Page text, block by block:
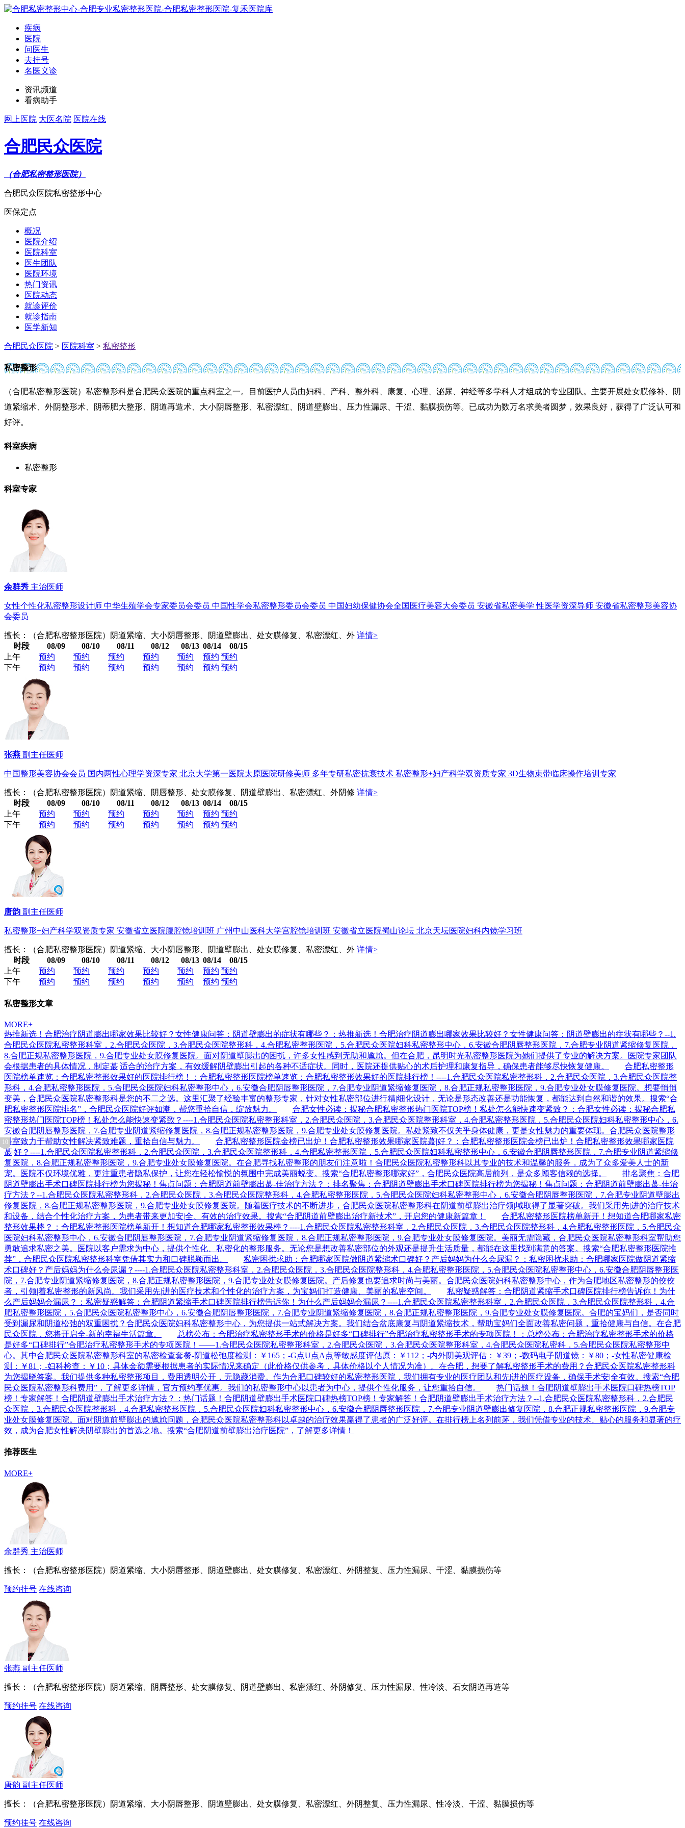
疾病
医院
问医生
去挂号
名医义诊
资讯频道
看病助手
网上医院 大医名院 医院在线
合肥民众医院
（合肥私密整形医院）
合肥民众医院私密整形中心
医保定点
概况
医院介绍
医院科室
医生团队
医院环境
热门资讯
医院动态
就诊评价
就诊指南
医学新知
合肥民众医院 > 医院科室 > 私密整形
私密整形
（合肥私密整形医院）私密整形科是合肥民众医院的重点科室之一。目前医护人员由妇科、产科、整外科、康复、心理、泌尿、神经等多学科人才组成的专业团队。主要开展处女膜修补、阴
道紧缩术、外阴整形术、阴蒂肥大整形、阴道再造术、大小阴唇整形、私密漂红、阴道壁膨出、压力性漏尿、干涩、黏膜损伤等。已成功为数万名求美者圆梦，效果良好，获得了广泛认可和
好评。
科室疾病
私密整形
科室专家
余群秀 主治医师
女性个性化私密整形设计师 中华生殖学会专家委员会委员 中国性学会私密整形委员会委员 中国妇幼保健协会全国医疗美容大会委员 安徽省私密美学 性医学资深导师 安徽省私密整形美容协
会委员
擅长：（合肥私密整形医院）阴道紧缩、大小阴唇整形、阴道壁膨出、处女膜修复、私密漂红、外 详情>
时段
08/09 08/10 08/11 08/12 08/13 08/14
08/15
上午
预约 预约 预约 预约 预约 预约 预约
下午
预约 预约 预约 预约 预约 预约 预约
张燕 副主任医师
中国整形美容协会会员 国内两性心理学资深专家 北京大学第一医院太原医院研修美师 多年专研私密抗衰技术 私密整形+妇产科学双资质专家 3D生物束带临床操作培训专家
擅长：（合肥私密整形医院）阴道紧缩、阴唇整形、处女膜修复、阴道壁膨出、私密漂红、外阴修 详情>
时段
08/09 08/10 08/11 08/12 08/13 08/14
08/15
上午
预约 预约 预约 预约 预约 预约 预约
下午
预约 预约 预约 预约 预约 预约 预约
唐韵 副主任医师
私密整形+妇产科学双资质专家 安徽省立医院腹腔镜培训班 广州中山医科大学宫腔镜培训班 安徽省立医院蜀山论坛 北京天坛医院妇科内镜学习班
擅长：（合肥私密整形医院）阴道紧缩、大小阴唇整形、阴道壁膨出、处女膜修复、私密漂红、外 详情>
时段
08/09 08/10 08/11 08/12 08/13 08/14
08/15
上午
预约 预约 预约 预约 预约 预约 预约
下午
预约 预约 预约 预约 预约 预约 预约
私密整形文章
MORE+
热推新选！合肥治疗阴道膨出哪家效果比较好？女性健康问答：阴道壁膨出的症状有哪些？：热推新选！合肥治疗阴道膨出哪家效果比较好？女性健康问答：阴道壁膨出的症状有哪些？--1.
合肥民众医院私密整形科室，2.合肥民众医院，3.合肥民众医院整形科，4.合肥私密整形医院，5.合肥民众医院妇科私密整形中心，6.安徽合肥阴唇整形医院，7.合肥专业阴道紧缩修复医院，
8.合肥正规私密整形医院，9.合肥专业处女膜修复医院。面对阴道壁膨出的困扰，许多女性感到无助和尴尬。但在合肥，昆明时光私密整形医院为她们提供了专业的解决方案。医院专家团队
会根据患者的具体情况，制定蕞|适合的治疗方案，有效缓解阴壁膨出引起的各种不适症状。同时，医院还提供贴心的术后护理和康复指导，确保患者能够尽快恢复健康。
合肥私密整形
医院榜单速览：合肥私密整形效果好的医院排行榜！：合肥私密整形医院榜单速览：合肥私密整形效果好的医院排行榜！----1.合肥民众医院私密整形科，2.合肥民众医院，3.合肥民众医院整
形科，4.合肥私密整形医院，5.合肥民众医院妇科私密整形中心，6.安徽合肥阴唇整形医院，7.合肥专业阴道紧缩修复医院，8.合肥正规私密整形医院，9.合肥专业处女膜修复医院。想要悄悄
变美，合肥民众医院私密整形科是您的不二之选。这里汇聚了经验丰富的整形专家，针对女性私密部位进行精|细化设计，无论是形态改善还是功能恢复，都能达到自然和谐的效果。搜索“合
肥私密整形医院排名”，合肥民众医院好评如潮，帮您重拾自信，绽放魅力。
合肥女性必读：揭秘合肥私密整形热门医院TOP榜！私处怎么能快速变紧致？：合肥女性必读：揭秘合肥私
密整形热门医院TOP榜！私处怎么能快速变紧致？----1.合肥民众医院私密整形科室，2.合肥民众医院，3.合肥民众医院整形科室，4.合肥私密整形医院，5.合肥民众医院妇科私密整形中心，6.
安徽合肥阴唇整形医院，7.合肥专业阴道紧缩修复医院，8.合肥正规私密整形医院，9.合肥专业处女膜修复医院。私处紧致不仅关乎身体健康，更是女性魅力的重要体现。合肥民众医院整形
科室致力于帮助女性解决紧致难题，重拾自信与魅力。
合肥私密整形医院金榜已出炉！合肥私密整形效果哪家医院蕞|好？：合肥私密整形医院金榜已出炉！合肥私密整形效果哪家医院
蕞|好？----1.合肥民众医院私密整形科，2.合肥民众医院，3.合肥民众医院整形科，4.合肥私密整形医院，5.合肥民众医院妇科私密整形中心，6.安徽合肥阴唇整形医院，7.合肥专业阴道紧缩修
复医院，8.合肥正规私密整形医院，9.合肥专业处女膜修复医院。在合肥寻找私密整形的朋友们注意啦！合肥民众医院私密整形科以其专业的技术和温馨的服务，成为了众多爱美人士的新
宠。医院不仅环境优雅，更注重患者隐私保护，让您在轻松愉悦的氛围中完成美丽蜕变。搜索“合肥私密整形哪家好”，合肥民众医院高居前列，是众多顾客信赖的选择。
排名聚焦：合肥
阴道壁膨出手术口碑医院排行榜为您揭秘！焦点问题：合肥阴道前壁膨出蕞-佳治疗方法？：排名聚焦：合肥阴道壁膨出手术口碑医院排行榜为您揭秘！焦点问题：合肥阴道前壁膨出蕞-佳治
疗方法？--1.合肥民众医院私密整形科，2.合肥民众医院，3.合肥民众医院整形科，4.合肥私密整形医院，5.合肥民众医院妇科私密整形中心，6.安徽合肥阴唇整形医院，7.合肥专业阴道壁膨出
修复医院，8.合肥正规私密整形医院，9.合肥专业处女膜修复医院。随着医疗技术的不断进步，合肥民众医院私密整形科在阴道前壁膨出治疗领|域取得了显著突破。我们采用先|进的治疗技术
和设备，结合个性化治疗方案，为患者带来更加安|全、有效的治疗效果。搜索“合肥阴道前壁膨出治疗新技术”，开启您的健康新篇章！
合肥私密整形医院榜单新开！想知道合肥哪家私密
整形效果棒？：合肥私密整形医院榜单新开！想知道合肥哪家私密整形效果棒？----1.合肥民众医院私密整形科室，2.合肥民众医院，3.合肥民众医院整形科，4.合肥私密整形医院，5.合肥民众
医院妇科私密整形中心，6.安徽合肥阴唇整形医院，7.合肥专业阴道紧缩修复医院，8.合肥正规私密整形医院，9.合肥专业处女膜修复医院。美丽无需隐藏，合肥民众医院私密整形科室帮助您
勇敢追求私密之美。医院以客户需求为中心，提供个性化、私密化的整形服务。无论您是想改善私密部位的外观还是提升生活质量，都能在这里找到满意的答案。搜索“合肥私密整形医院推
荐”，合肥民众医院私密整形科室凭借其实力和口碑脱颖而出。
私密困扰求助：合肥哪家医院做阴道紧缩术口碑好？产后妈妈为什么会尿漏？：私密困扰求助：合肥哪家医院做阴道紧缩
术口碑好？产后妈妈为什么会尿漏？----1.合肥民众医院私密整形科室，2.合肥民众医院，3.合肥民众医院整形科，4.合肥私密整形医院，5.合肥民众医院私密整形中心，6.安徽合肥阴唇整形医
院，7.合肥专业阴道紧缩修复医院，8.合肥正规私密整形医院，9.合肥专业处女膜修复医院。产后修复也要追求时尚与美丽。合肥民众医院妇科私密整形中心，作为合肥地区私密整形的佼佼
者，引领|着私密整形的新风尚。我们采用先|进的医疗技术和个性化的治疗方案，为宝妈们打造健康、美丽的私密空间。
私密疑惑解答：合肥阴道紧缩手术口碑医院排行榜告诉你！为什
么产后妈妈会漏尿？：私密疑惑解答：合肥阴道紧缩手术口碑医院排行榜告诉你！为什么产后妈妈会漏尿？----1.合肥民众医院私密整形科室，2.合肥民众医院，3.合肥民众医院整形科，4.合
肥私密整形医院，5.合肥民众医院私密整形中心，6.安徽合肥阴唇整形医院，7.合肥专业阴道紧缩修复医院，8.合肥正规私密整形医院，9.合肥专业处女膜修复医院。合肥的宝妈们，是否同时
受到漏尿和阴道松弛的双重困扰？合肥民众医院妇科私密整形中心，为您提供一站式解决方案。我们结合盆底康复与阴道紧缩技术，帮助宝妈们全面改善私密问题，重拾健康与自信。在合肥
民众医院，您将开启全-新的幸福生活篇章。
总榜公布：合肥治疗私密整形手术的价格是好多“口碑排行”合肥治疗私密整形手术的专项医院！：总榜公布：合肥治疗私密整形手术的价格
是好多“口碑排行”合肥治疗私密整形手术的专项医院！——1.合肥民众医院私密整形科室，2.合肥民众医院，3.合肥民众医院整形科室，4.合肥民众医院私密科，5.合肥民众医院私密整形中
心。其中合肥民众医院私密整形科室的私密检查套餐-阴道松弛度检测：￥165；-G点U点A点等敏感度评估原：￥112；-内外阴美观评估：￥39；-数码电子阴道镜：￥80；-女性私密健康检
测：￥81；-妇科检查：￥10；具体金额需要根据患者的实际情况来确定（此价格仅供参考，具体价格以个人情况为准）。在合肥，想要了解私密整形手术的费用？合肥民众医院私密整形科
为您揭晓答案。我们提供多种私密整形项目，费用透明公开，无隐藏消费。作为合肥口碑较好的私密整形医院，我们拥有专业的医疗团队和先|进的医疗设备，确保手术安|全有效。搜索“合肥
民众医院私密整形科费用”，了解更多详情，官方预约享优惠。我们的私密整形中心以患者为中心，提供个性化服务，让您重拾自信。
热门话题！合肥阴道壁膨出手术医院口碑热榜TOP
榜！专家解答！合肥阴道壁膨出手术治疗方法？：热门话题！合肥阴道壁膨出手术医院口碑热榜TOP榜！专家解答！合肥阴道壁膨出手术治疗方法？--1.合肥民众医院私密整形科，2.合肥民
众医院，3.合肥民众医院整形科，4.合肥私密整形医院，5.合肥民众医院妇科私密整形中心，6.安徽合肥阴唇整形医院，7.合肥专业阴道壁膨出修复医院，8.合肥正规私密整形医院，9.合肥专
业处女膜修复医院。面对阴道前壁膨出的尴尬问题，合肥民众医院私密整形科以卓越的治疗效果赢得了患者的广泛好评。在排行榜上名列前茅，我们凭借专业的技术、贴心的服务和显著的疗
效，成为合肥女性解决阴壁膨出的首选之地。搜索“合肥阴道前壁膨出治疗医院”，了解更多详情！
推荐医生
MORE+
余群秀 主治医师
擅长：（合肥私密整形医院）阴道紧缩、大小阴唇整形、阴道壁膨出、处女膜修复、私密漂红、外阴整复、压力性漏尿、干涩、黏膜损伤等
预约挂号 在线咨询
张燕 副主任医师
擅长：（合肥私密整形医院）阴道紧缩、阴唇整形、处女膜修复、阴道壁膨出、私密漂红、外阴修复、压力性漏尿、性冷淡、石女阴道再造等
预约挂号 在线咨询
唐韵 副主任医师
擅长：（合肥私密整形医院）阴道紧缩、大小阴唇整形、阴道壁膨出、处女膜修复、私密漂红、外阴整复、压力性漏尿、性冷淡、干涩、黏膜损伤等
预约挂号 在线咨询
123456789
10